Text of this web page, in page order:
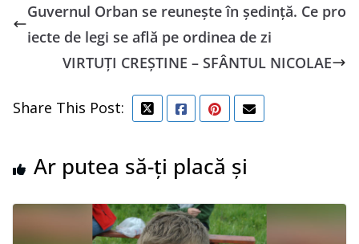
Guvernul Orban se reuneşte în şedinţă. Ce pro
iecte de legi se află pe ordinea de zi
VIRTUȚI CREȘTINE – SFÂNTUL NICOLAE
Share This Post:
Ar putea să-ți placă și